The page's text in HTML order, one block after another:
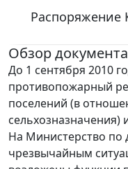
Распоряжение
Обзор документа
До 1 сентября 2010
противопожарный
поселений (в
сельхозназначения)
На Министерство по
чрезвычайным